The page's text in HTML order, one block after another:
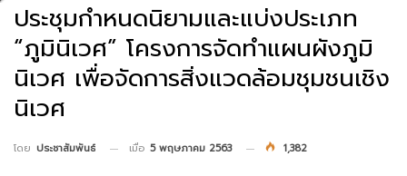
ประชุมกำหนดนิยามและแบ่งประเภท
“ภูมินิเวศ” โครงการจัดทำแผนผังภูมิ
นิเวศ เพื่อจัดการสิ่งแวดล้อมชุมชนเชิง
นิเวศ
โดย ประชาสัมพันธ์ เมื่อ 5 พฤษภาคม 2563 1,382